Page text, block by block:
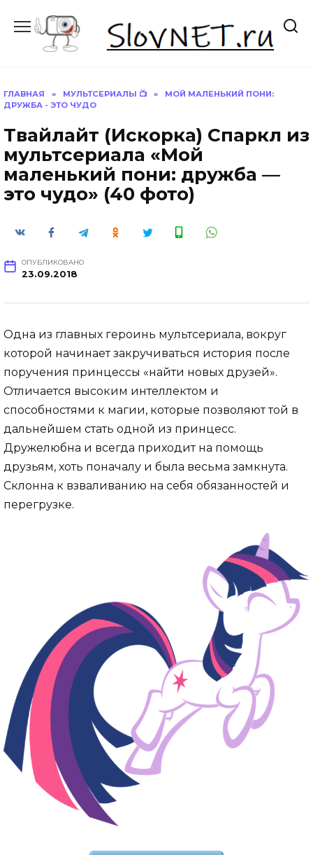
содержанию
ГЛАВНАЯ » МУЛЬТСЕРИАЛЫ 📺 »
МОЙ МАЛЕНЬКИЙ ПОНИ:
ДРУЖБА - ЭТО ЧУДО
Твайлайт (Искорка) Спаркл из
мультсериала «Мой
маленький пони: дружба —
это чудо» (40 фото)
ОПУБЛИКОВАНО
23.09.2018
Одна из главных героинь мультсериала, вокруг
которой начинает закручиваться история после
поручения принцессы «найти новых друзей».
Отличается высоким интеллектом и
способностями к магии, которые позволяют той в
дальнейшем стать одной из принцесс.
Дружелюбна и всегда приходит на помощь
друзьям, хоть поначалу и была весьма замкнута.
Склонна к взваливанию на себя обязанностей и
перегрузке.